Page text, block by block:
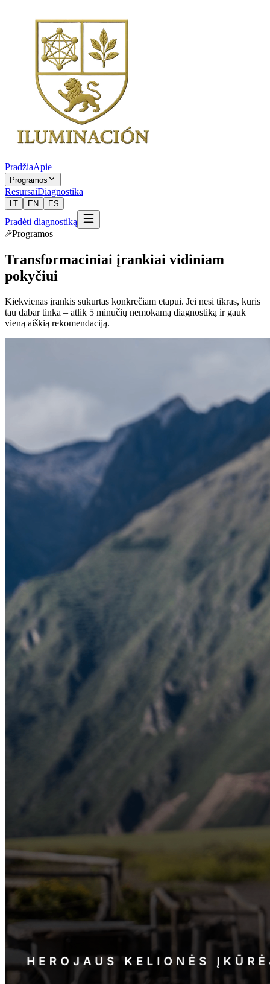
PradžiaApie
Programos
ResursaiDiagnostika
LT EN ES
Pradėti diagnostiką
Programos
Transformaciniai įrankiai vidiniam
pokyčiui
Kiekvienas įrankis sukurtas konkrečiam etapui. Jei nesi tikras, kuris
tau dabar tinka – atlik 5 minučių nemokamą diagnostiką ir gauk
vieną aiškią rekomendaciją.